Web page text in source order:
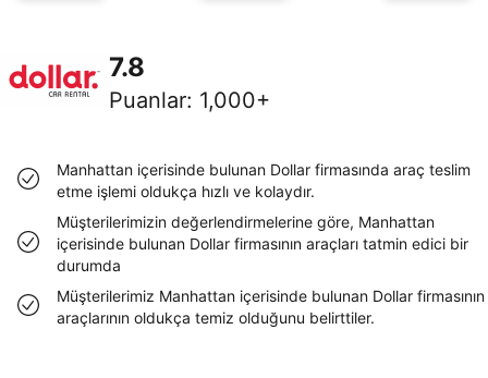
7.8
Puanlar: 1,000+
Manhattan içerisinde bulunan Dollar firmasında araç teslim
etme işlemi oldukça hızlı ve kolaydır.
Müşterilerimizin değerlendirmelerine göre, Manhattan
içerisinde bulunan Dollar firmasının araçları tatmin edici bir
durumda
Müşterilerimiz Manhattan içerisinde bulunan Dollar firmasının
araçlarının oldukça temiz olduğunu belirttiler.